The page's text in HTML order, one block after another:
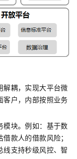
解耦，实现大平台微
客户，内部按照业务
模块。例如：基于数
款人的借款风险；
支持秒级风控、智